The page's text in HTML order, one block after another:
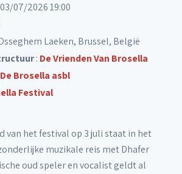
07/2026 19:00
Laeken, Brussel, België
: De Vrienden Van Brosella
Brosella asbl
Festival
van het festival op 3 juli staat in het
muzikale reis met Dhafer
oud speler en vocalist geldt al